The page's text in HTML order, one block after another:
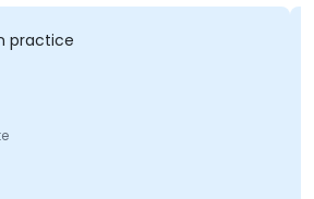
practice